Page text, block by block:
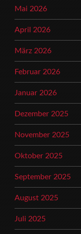
Mai 2026
April 2026
März 2026
Februar 2026
Januar 2026
Dezember 2025
November 2025
Oktober 2025
September 2025
August 2025
Juli 2025